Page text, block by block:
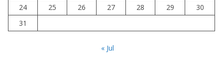
24
25 26 27 28 29
30
31
« Jul